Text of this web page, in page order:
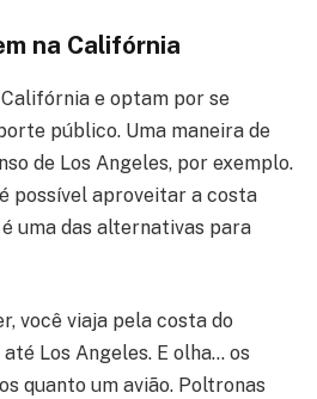
na Califórnia
e optam por se
público. Uma maneira de
de Los Angeles, por exemplo.
possível aproveitar a costa
uma das alternativas para
você viaja pela costa do
Los Angeles. E olha… os
quanto um avião. Poltronas